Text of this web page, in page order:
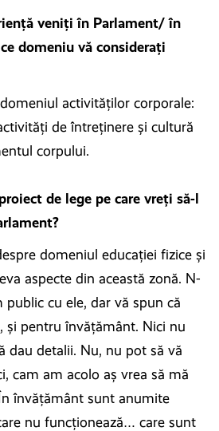
veniți în Parlament/ în
domeniu vă considerați
activităţilor corporale:
de întreţinere şi cultură
corpului.
de lege pe care vreți să-l
domeniul educaţiei fizice şi
aspecte din această zonă. N-
public cu ele, dar vă spun că
şi pentru învăţământ. Nici nu
dau detalii. Nu, nu pot să vă
cam am acolo aş vrea să mă
învăţământ sunt anumite
nu funcţionează… care sunt